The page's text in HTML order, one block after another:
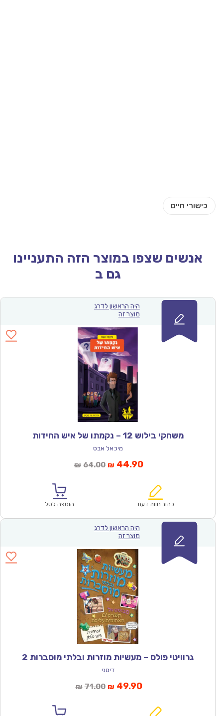
אנשים שצפו במוצר הזה התעניינו
גם ב
היה הראשון לדרג
מוצר זה
משחקי בילוש 12 – נקמתו של איש החידות
מיכאל אבס
₪ 64.00המחיר
₪64.00.
₪ 44.90המחיר
הוא:
כתוב חוות דעת הוספה לסל
היה הראשון לדרג
מוצר זה
גרוויטי פולס – מעשיות מוזרות ובלתי מוסברות 2
דיסני
₪ 71.00המחיר
₪ 49.90המחיר
הוא: